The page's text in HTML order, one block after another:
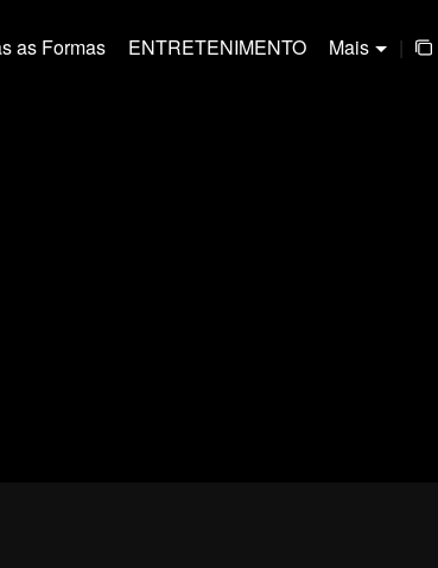
as Formas ENTRETENIMENTO Mais |